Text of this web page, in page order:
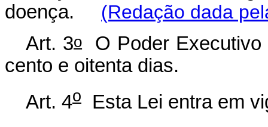
doença. (Redação dada
Art. 3oO Poder Executivo
cento e oitenta dias.
Art. 4o
Esta Lei entra em